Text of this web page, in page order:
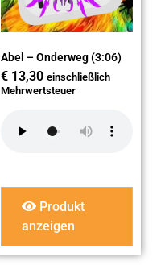
Abel – Onderweg (3:06)
€ 13,30 einschließlich
Mehrwertsteuer
Produkt
anzeigen